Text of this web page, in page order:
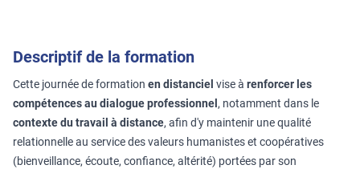
Descriptif de la formation
Cette journée de formation en distanciel vise à renforcer les
compétences au dialogue professionnel , notamment dans le
contexte du travail à distance, afin d'y maintenir une qualité
relationnelle au service des valeurs humanistes et coopératives
(bienveillance, écoute, confiance, altérité) portées par son